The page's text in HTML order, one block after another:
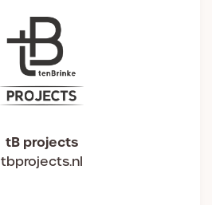
tB projects
tbprojects.nl